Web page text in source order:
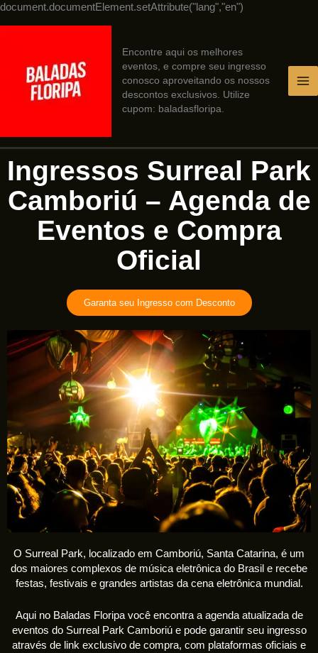
document.documentElement.setAttribute("lang","en")
Encontre aqui os melhores
eventos, e compre seu ingresso
conosco aproveitando os nossos
descontos exclusivos. Utilize
cupom: baladasfloripa.
Ingressos Surreal Park
Camboriú – Agenda de
Eventos e Compra
Oficial
Garanta seu Ingresso com Desconto
O Surreal Park, localizado em Camboriú, Santa Catarina, é um
dos maiores complexos de música eletrônica do Brasil e recebe
festas, festivais e grandes artistas da cena eletrônica mundial.
Aqui no Baladas Floripa você encontra a agenda atualizada de
eventos do Surreal Park Camboriú e pode garantir seu ingresso
através de link exclusivo de compra, com plataformas oficiais e